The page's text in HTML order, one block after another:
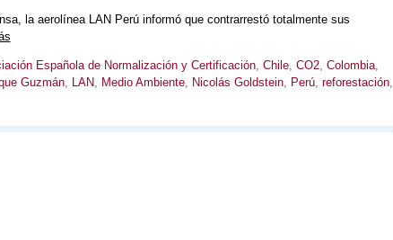
la aerolínea LAN Perú informó que contrarrestó totalmente sus
Española de Normalización y Certificación, Chile, CO2, Colombia,
Guzmán, LAN, Medio Ambiente, Nicolás Goldstein, Perú, reforestación,